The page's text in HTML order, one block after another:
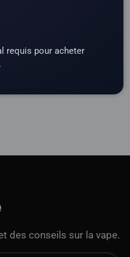
des conseils sur la vape.
requis pour acheter